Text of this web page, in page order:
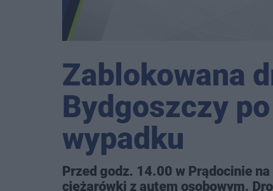
Zablokowana
Bydgoszczy
wypadku
Przed godz. 14.00 w Prądocinie
ciężarówki z autem osobowym.